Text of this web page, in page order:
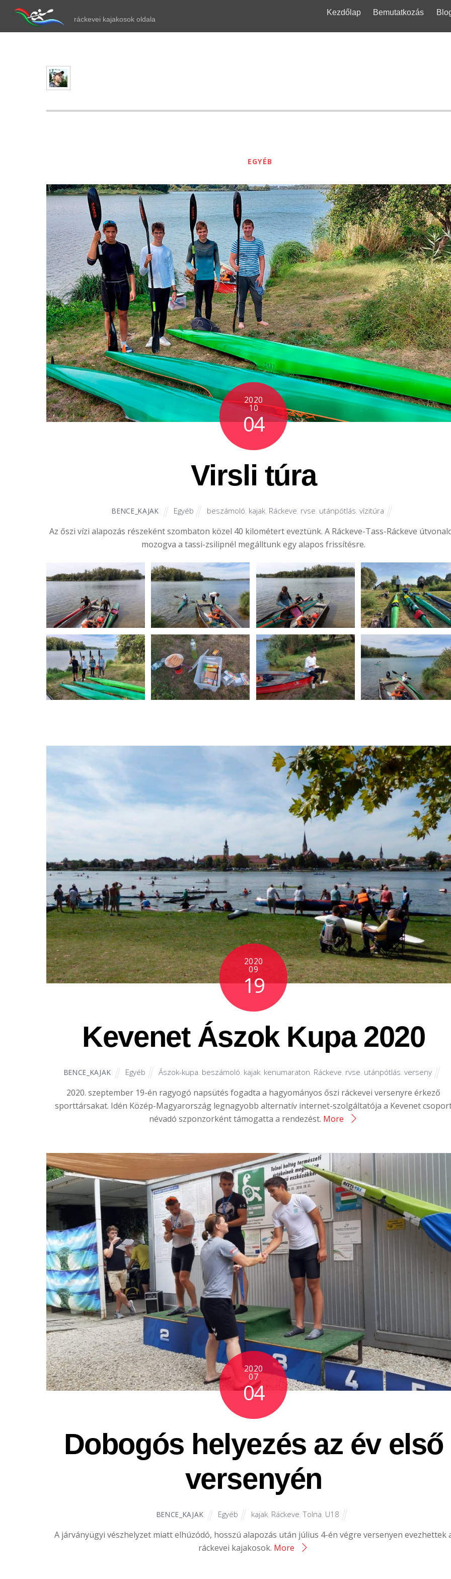
ráckevei kajakosok oldala
Kezdőlap Bemutatkozás
EGYÉB
2020
10
04
Virsli túra
BENCE_KAJAK Egyéb beszámoló kajak, Ráckeve rvse utánpótlás vízitúra
Az őszi vízi alapozás részeként szombaton közel 40 kilométert eveztünk. A Ráckeve-Tass-Ráckeve
mozogva a tassi-zsilipnél megálltunk egy alapos frissítésre.
2020
09
19
Kevenet Ászok Kupa 2020
BENCE_KAJAK Egyéb Ászok-kupa beszámoló kajak kenumaraton Ráckeve rvse utánpótlás ,verseny
2020. szeptember 19-én ragyogó napsütés fogadta a hagyományos őszi ráckevei versenyre érkező
sporttársakat. Idén Közép-Magyarország legnagyobb alternatív internet-szolgáltatója a Kevenet
névadó szponzorként támogatta a rendezést. More
2020
07
04
Dobogós helyezés az év első
versenyén
BENCE_KAJAK Egyéb kajak Ráckeve ,Tolna U18
A járványügyi vészhelyzet miatt elhúzódó, hosszú alapozás után július 4-én végre versenyen evezhettek
ráckevei kajakosok. More